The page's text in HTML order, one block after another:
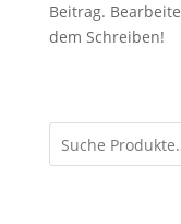
Beitrag.
dem Schreiben!